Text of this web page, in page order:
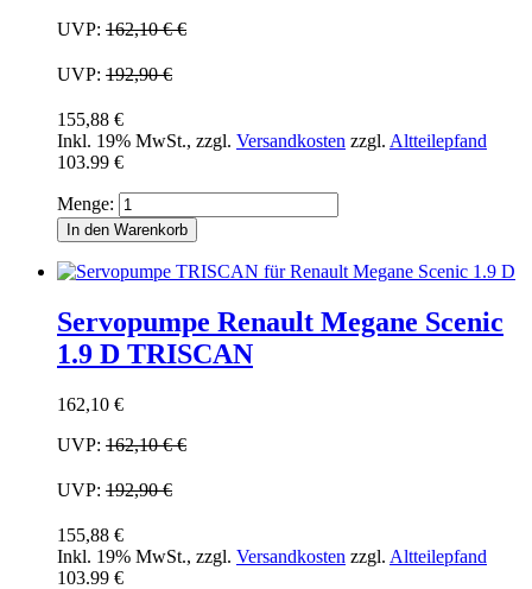
UVP: 162,10 €€
UVP: 192,90 €
155,88 €
Inkl. 19% MwSt., zzgl. Versandkosten zzgl. Altteilepfand
103.99 €
Menge:
In den Warenkorb
Servopumpe Renault Megane Scenic
1.9 D TRISCAN
162,10 €
UVP: 162,10 €€
UVP: 192,90 €
155,88 €
Inkl. 19% MwSt., zzgl. Versandkosten zzgl. Altteilepfand
103.99 €